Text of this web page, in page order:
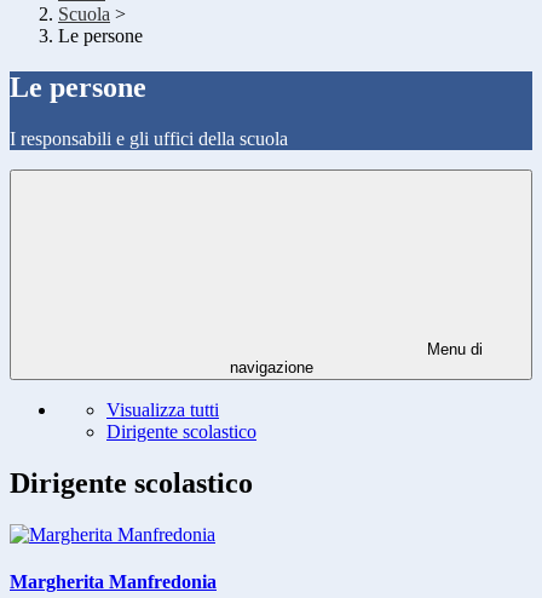
Scuola >
Le persone
Le persone
I responsabili e gli uffici della scuola
Menu di
navigazione
Visualizza tutti
Dirigente scolastico
Dirigente scolastico
Margherita Manfredonia